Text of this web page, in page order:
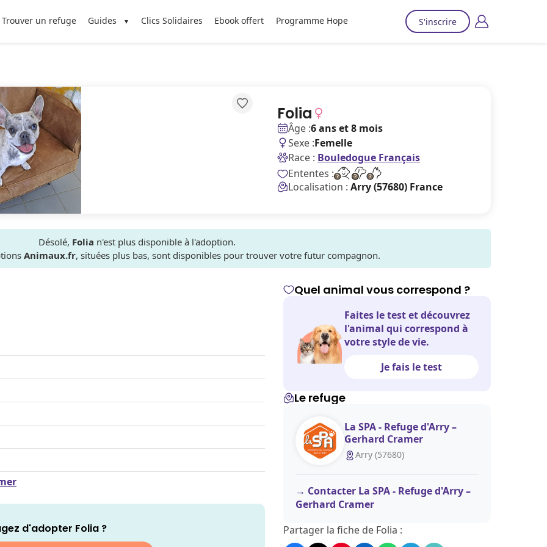
Trouver un refuge Guides Clics Solidaires Ebook offert Programme Hope S'inscrire
Folia
Âge :6 ans et 8 mois
Sexe :Femelle
Race : Bouledogue Français
Ententes :
Localisation : Arry (57680) France
Désolé, Folia n'est plus disponible à l'adoption.
Animaux.fr, situées plus bas, sont disponibles pour trouver votre futur compagnon.
d'adopter Folia ?
Quel animal vous correspond ?
Faites le test et découvrez
l'animal qui correspond à
votre style de vie.
Je fais le test
Le refuge
La SPA - Refuge d'Arry –
Gerhard Cramer
Arry (57680)
Contacter La SPA - Refuge d'Arry –
Gerhard Cramer
Partager la fiche de Folia :